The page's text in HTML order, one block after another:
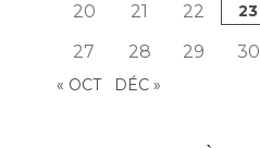
20
21 22 23
27
28 29 30
« OCT DÉC »